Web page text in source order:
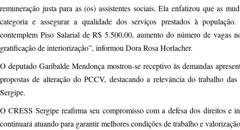
remuneração justa para as (os) assistentes sociais. Ela enfatizou que as
categoria e assegurar a qualidade dos serviços prestados à
contemplem Piso Salarial de R$ 5.500,00, aumento do número de vagas
gratificação de interiorização”, informou Dora Rosa Horlacher.
O deputado Garibalde Mendonça mostrou-se receptivo às demandas
propostas de alteração do PCCV, destacando a relevância do trabalho
Sergipe.
O CRESS Sergipe reafirma seu compromisso com a defesa dos direitos e
continuará atuando para garantir melhores condições de trabalho e